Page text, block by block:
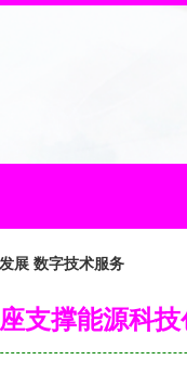
展 数字技术服务
支撑能源科